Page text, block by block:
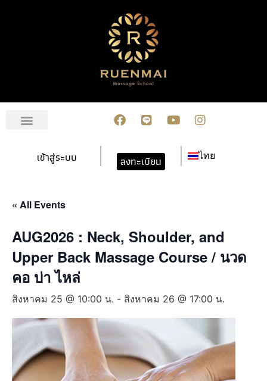
เข้าสู่ระบบ ลงทะเบียน ไทย
« All Events
AUG2026 : Neck, Shoulder, and
Upper Back Massage Course / นวด
คอ บ่า ไหล่
สิงหาคม 25 @ 10:00 น. - สิงหาคม 26 @ 17:00 น.